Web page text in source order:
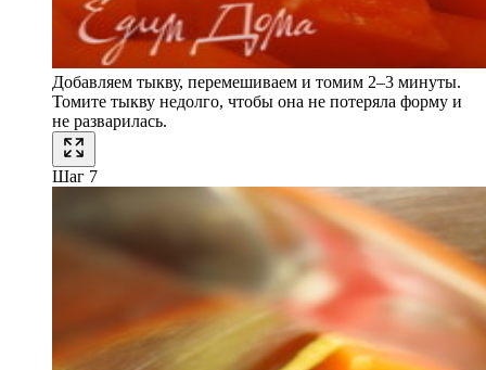
Добавляем тыкву, перемешиваем и томим 2–3 минуты.
Томите тыкву недолго, чтобы она не потеряла форму и
не разварилась.
Шаг 7